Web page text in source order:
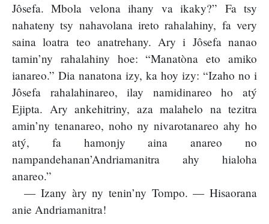
Jôsefa. Mbola velona ihany va ikaky?” Fa tsy
nahateny tsy nahavolana ireto rahalahiny, fa very
saina loatra teo anatrehany. Ary i Jôsefa nanao
tamin’ny rahalahiny hoe: “Manatòna eto amiko
ianareo.” Dia nanatona izy, ka hoy izy: “Izaho no i
Jôsefa rahalahinareo, ilay namidinareo ho atý
Ejipta. Ary ankehitriny, aza malahelo na tezitra
amin’ny tenanareo, noho ny nivarotanareo ahy ho
atý, fa hamonjy aina anareo no
nampandehanan’Andriamanitra ahy hialoha
anareo.”
— Izany àry ny tenin’ny Tompo. — Hisaorana
anie Andriamanitra!